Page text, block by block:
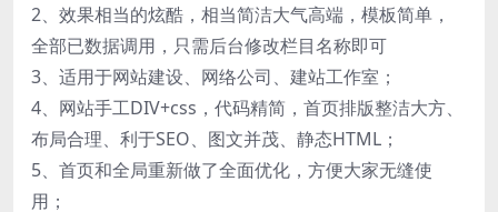
2、效果相当的炫酷，相当简洁大气高端，模板简单，
全部已数据调用，只需后台修改栏目名称即可
3、适用于网站建设、网络公司、建站工作室；
4、网站手工DIV+css，代码精简，首页排版整洁大方、
布局合理、利于SEO、图文并茂、静态HTML；
5、首页和全局重新做了全面优化，方便大家无缝使
用；